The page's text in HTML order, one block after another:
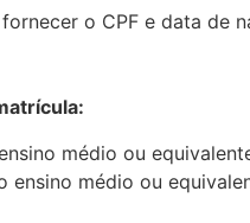
o CPF e data de
médio ou
médio ou